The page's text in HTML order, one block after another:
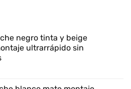
negro tinta y beige
ultrarrápido sin